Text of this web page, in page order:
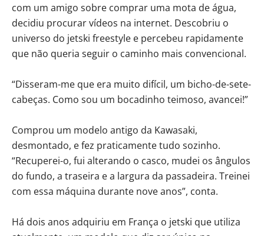
com um amigo sobre comprar uma mota de água,
decidiu procurar vídeos na internet. Descobriu o
universo do jetski freestyle e percebeu rapidamente
que não queria seguir o caminho mais convencional.
“Disseram-me que era muito difícil, um bicho-de-sete-
cabeças. Como sou um bocadinho teimoso, avancei!”
Comprou um modelo antigo da Kawasaki,
desmontado, e fez praticamente tudo sozinho.
“Recuperei-o, fui alterando o casco, mudei os ângulos
do fundo, a traseira e a largura da passadeira. Treinei
com essa máquina durante nove anos”, conta.
Há dois anos adquiriu em França o jetski que utiliza